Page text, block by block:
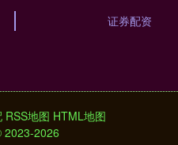
证券配资
RSS地图 HTML地图
2023-2026